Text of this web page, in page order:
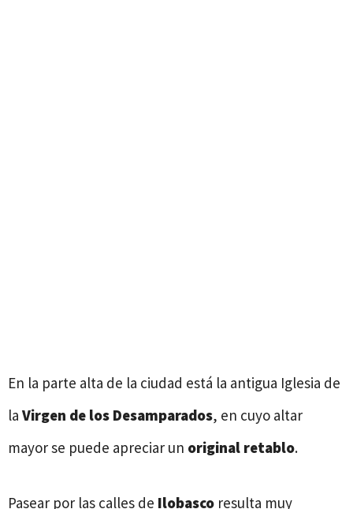
En la parte alta de la ciudad está la antigua Iglesia de
la Virgen de los Desamparados, en cuyo altar
mayor se puede apreciar un original retablo.
Pasear por las calles de Ilobasco resulta muy